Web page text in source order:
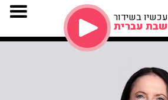
עכשיו בשידור
שבת עברית